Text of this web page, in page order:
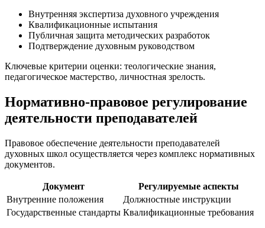
Внутренняя экспертиза духовного учреждения
Квалификационные испытания
Публичная защита методических разработок
Подтверждение духовным руководством
Ключевые критерии оценки: теологические знания,
педагогическое мастерство, личностная зрелость.
Нормативно-правовое регулирование
деятельности преподавателей
Правовое обеспечение деятельности преподавателей
духовных школ осуществляется через комплекс нормативных
документов.
Документ
Регулируемые аспекты
Внутренние положения
Должностные инструкции
Государственные стандарты Квалификационные требования